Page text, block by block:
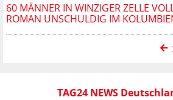
60 MÄNNER IN WINZIGER ZELLE
ROMAN UNSCHULDIG IM
TAG24 NEWS